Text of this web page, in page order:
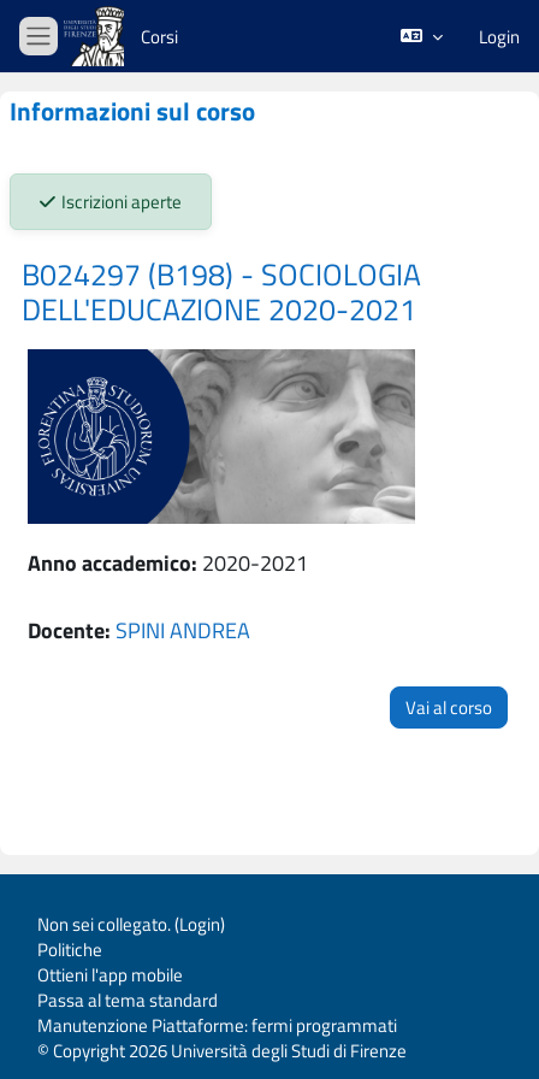
Vai al contenuto principale
Pannello laterale
Corsi Login
Informazioni sul corso
Stato iscrizioni:
Iscrizioni aperte
B024297 (B198) - SOCIOLOGIA
DELL'EDUCAZIONE 2020-2021
Anno accademico: 2020-2021
Docente: SPINI ANDREA
Vai al corso
Non sei collegato. (Login)
Politiche
Ottieni l'app mobile
Passa al tema standard
Manutenzione Piattaforme: fermi programmati
© Copyright 2026 Università degli Studi di Firenze